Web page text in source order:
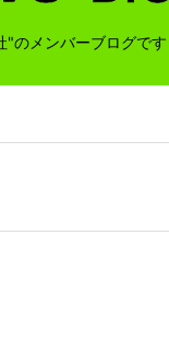
"のメンバーブログで